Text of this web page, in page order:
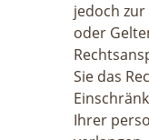
jedoch
oder
Sie das
Ihrer